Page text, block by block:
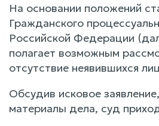
На основании положений
Гражданского
Российской Федерации
полагает возможным
отсутствие неявившихся
Обсудив исковое
материалы дела, суд